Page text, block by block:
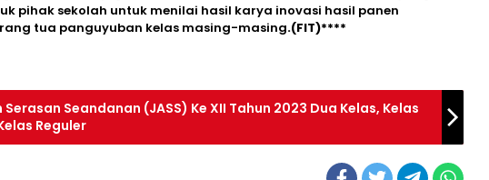
pihak sekolah untuk menilai hasil karya inovasi hasil panen
tua panguyuban kelas masing-masing.(FIT)****
Seandanan (JASS) Ke XII Tahun 2023 Dua Kelas, Kelas
Reguler